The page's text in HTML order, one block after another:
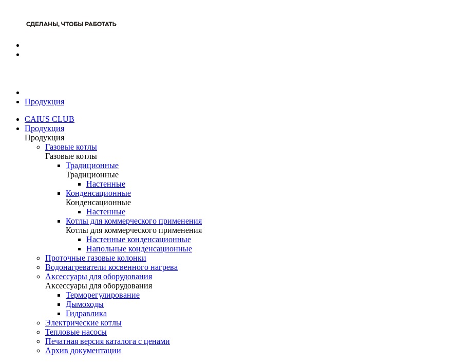
Продукция
CAIUS CLUB
Продукция
Продукция
Газовые котлы
Газовые котлы
Традиционные
Традиционные
Настенные
Конденсационные
Конденсационные
Настенные
Котлы для коммерческого применения
Котлы для коммерческого применения
Настенные конденсационные
Напольные конденсационные
Проточные газовые колонки
Водонагреватели косвенного нагрева
Аксессуары для оборудования
Аксессуары для оборудования
Терморегулирование
Дымоходы
Гидравлика
Электрические котлы
Тепловые насосы
Печатная версия каталога с ценами
Архив документации